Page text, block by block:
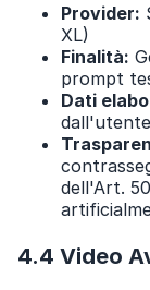
Provider:
XL)
Finalità:
prompt
Dati
dell'Art.
4.4 Video